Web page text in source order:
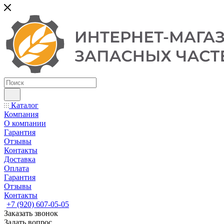
Каталог
Компания
О компании
Гарантия
Отзывы
Контакты
Доставка
Оплата
Гарантия
Отзывы
Контакты
+7 (920) 607-05-05
Заказать звонок
Задать вопрос